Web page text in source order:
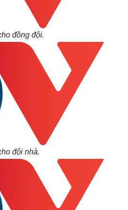
đồng đội.
đội nhà.